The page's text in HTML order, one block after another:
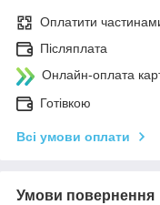
Оплатити
Післяплата
Онлайн-оплата
Готівкою
Всі умови оплати
Умови повернення